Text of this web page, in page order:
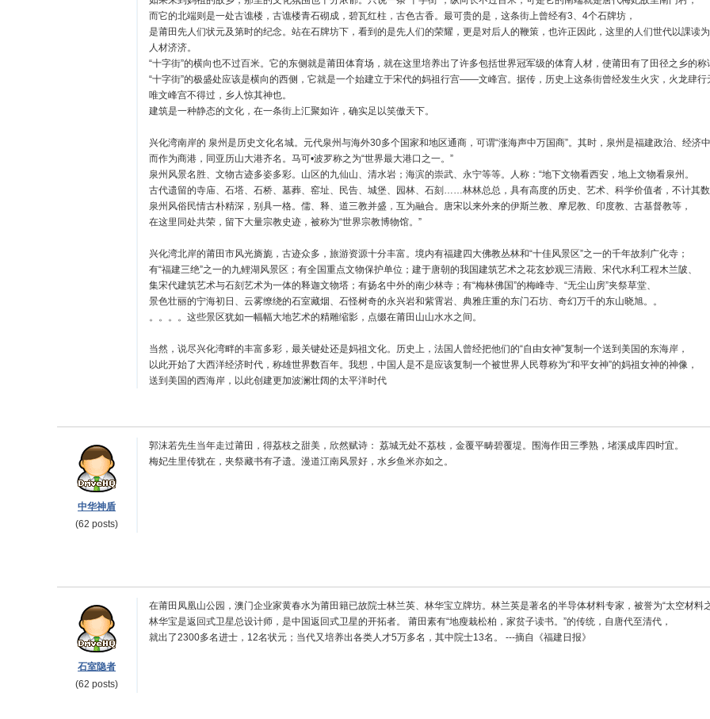
而它的北端则是一处古谯楼，古谯楼青石砌成，碧瓦红柱，古色古香。最可贵的是，这条街上曾经有3、4个石牌坊，
是莆田先人们状元及第时的纪念。站在石牌坊下，看到的是先人们的荣耀，更是对后人的鞭策，也许正因此，这里的人们世代以課读为
人材济济。
“十字街”的横向也不过百米。它的东侧就是莆田体育场，就在这里培养出了许多包括世界冠军级的体育人材，使莆田有了田径之乡的称
“十字街”的极盛处应该是横向的西侧，它就是一个始建立于宋代的妈祖行宫――文峰宫。据传，历史上这条街曾经发生火灾，火龙肆行
唯文峰宫不得过，乡人惊其神也。
建筑是一种静态的文化，在一条街上汇聚如许，确实足以笑傲天下。
兴化湾南岸的 泉州是历史文化名城。元代泉州与海外30多个国家和地区通商，可谓“涨海声中万国商”。其时，泉州是福建政治、经济中
而作为商港，同亚历山大港齐名。马可•波罗称之为“世界最大港口之一。”
泉州风景名胜、文物古迹多姿多彩。山区的九仙山、清水岩；海滨的崇武、永宁等等。人称：“地下文物看西安，地上文物看泉州。
古代遗留的寺庙、石塔、石桥、墓葬、窑址、民告、城堡、园林、石刻……林林总总，具有高度的历史、艺术、科学价值者，不计其数
泉州风俗民情古朴精深，别具一格。儒、释、道三教并盛，互为融合。唐宋以来外来的伊斯兰教、摩尼教、印度教、古基督教等，
在这里同处共荣，留下大量宗教史迹，被称为“世界宗教博物馆。”
兴化湾北岸的莆田市风光旖旎，古迹众多，旅游资源十分丰富。境内有福建四大佛教丛林和“十佳风景区”之一的千年故刹广化寺；
有“福建三绝”之一的九鲤湖风景区；有全国重点文物保护单位；建于唐朝的我国建筑艺术之花玄妙观三清殿、宋代水利工程木兰陂、
集宋代建筑艺术与石刻艺术为一体的释迦文物塔；有扬名中外的南少林寺；有“梅林佛国”的梅峰寺、“无尘山房”夹祭草堂、
景色壮丽的宁海初日、云雾缭绕的石室藏烟、石怪树奇的永兴岩和紫霄岩、典雅庄重的东门石坊、奇幻万千的东山晓旭。。
。。。。这些景区犹如一幅幅大地艺术的精雕缩影，点缀在莆田山山水水之间。
当然，说尽兴化湾畔的丰富多彩，最关键处还是妈祖文化。历史上，法国人曾经把他们的“自由女神”复制一个送到美国的东海岸，
以此开始了大西洋经济时代，称雄世界数百年。我想，中国人是不是应该复制一个被世界人民尊称为“和平女神”的妈祖女神的神像，
送到美国的西海岸，以此创建更加波澜壮阔的太平洋时代
中华神盾
(62 posts)
郭沫若先生当年走过莆田，得荔枝之甜美，欣然赋诗： 荔城无处不荔枝，金覆平畴碧覆堤。围海作田三季熟，堵溪成库四时宜。
梅妃生里传犹在，夹祭藏书有孑遗。漫道江南风景好，水乡鱼米亦如之。
石室隐者
(62 posts)
在莆田凤凰山公园，澳门企业家黄春水为莆田籍已故院士林兰英、林华宝立牌坊。林兰英是著名的半导体材料专家，被誉为“太空材料之
林华宝是返回式卫星总设计师，是中国返回式卫星的开拓者。 莆田素有“地瘦栽松柏，家贫子读书。”的传统，自唐代至清代，
就出了2300多名进士，12名状元；当代又培养出各类人才5万多名，其中院士13名。 ---摘自《福建日报》